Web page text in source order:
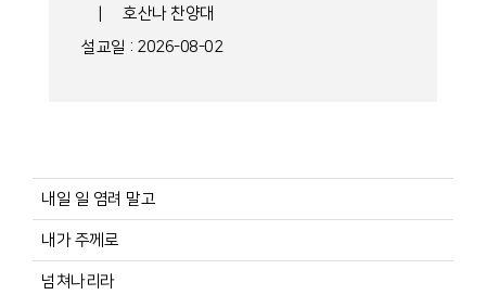
호산나 찬양대
설교일 : 2026-08-02
내일 일 염려 말고
내가 주께로
넘쳐나리라